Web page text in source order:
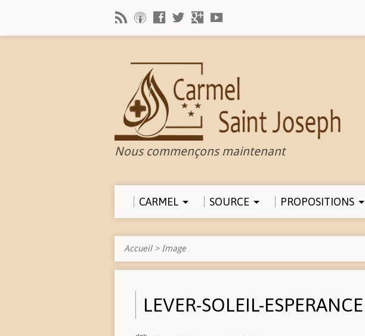
Nous commençons maintenant
CARMEL SOURCE PROPOSITIONS
Accueil> Image
LEVER-SOLEIL-ESPERANCE